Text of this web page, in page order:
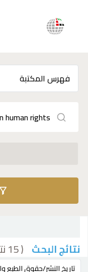
نتائج البحث ( 15 نتيجة)
ترتيب بواسطة: